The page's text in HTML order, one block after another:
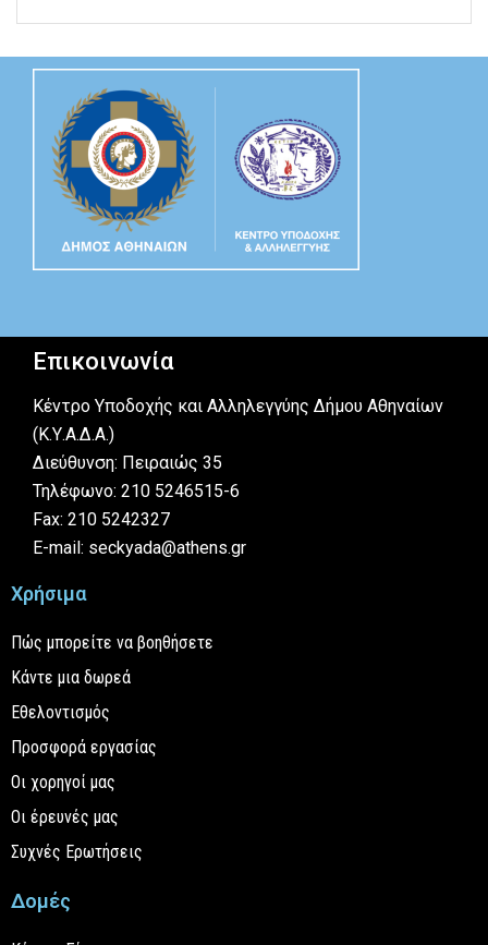
Επικοινωνία
Κέντρο Υποδοχής και Αλληλεγγύης Δήμου Αθηναίων
(Κ.Υ.Α.Δ.Α.)
Διεύθυνση: Πειραιώς 35
Τηλέφωνο: 210 5246515-6
Fax: 210 5242327
E-mail: seckyada@athens.gr
Χρήσιμα
Πώς μπορείτε να βοηθήσετε
Κάντε μια δωρεά
Εθελοντισμός
Προσφορά εργασίας
Οι χορηγοί μας
Οι έρευνές μας
Συχνές Ερωτήσεις
Δομές